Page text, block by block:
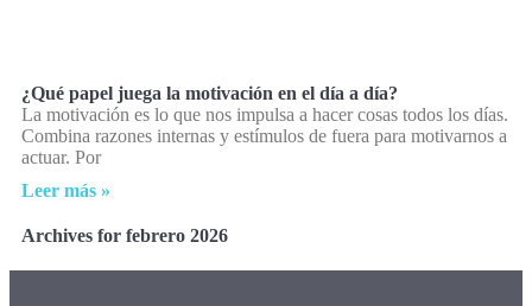
¿Qué papel juega la motivación en el día a día?
La motivación es lo que nos impulsa a hacer cosas todos los días.
Combina razones internas y estímulos de fuera para motivarnos a
actuar. Por
Leer más »
Archives for febrero 2026